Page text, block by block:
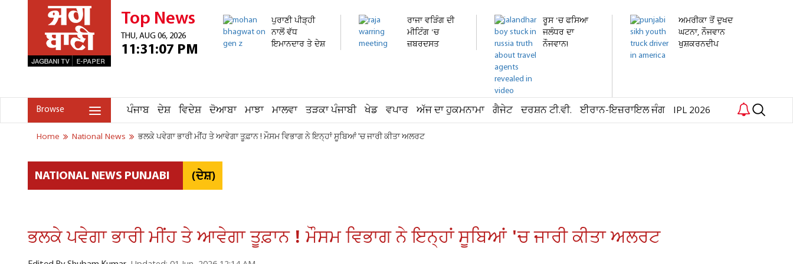
Top News
THU, AUG 06, 2026
11:31:07 PM
ਪੁਰਾਣੀ ਪੀੜ੍ਹੀ
ਨਾਲੋਂ ਵੱਧ
ਇਮਾਨਦਾਰ ਤੇ ਦੇਸ਼
ਰਾਜਾ ਵੜਿੰਗ ਦੀ
ਮੀਟਿੰਗ 'ਚ
ਜ਼ਬਰਦਸਤ
ਰੂਸ 'ਚ ਫਸਿਆ
ਜਲੰਧਰ ਦਾ
ਨੌਜਵਾਨ!
ਅਮਰੀਕਾ ਤੋਂ ਦੁਖਦ
ਘਟਨਾ, ਨੌਜਵਾਨ
ਖੁਸ਼ਕਰਨਦੀਪ
Browse ਪੰਜਾਬ ਦੇਸ਼ ਵਿਦੇਸ਼ ਦੋਆਬਾ ਮਾਝਾ ਮਾਲਵਾ ਤੜਕਾ ਪੰਜਾਬੀ ਖੇਡ ਵਪਾਰ ਅੱਜ ਦਾ ਹੁਕਮਨਾਮਾ ਗੈਜੇਟ ਦਰਸ਼ਨ ਟੀ.ਵੀ. ਈਰਾਨ-ਇਜ਼ਰਾਇਲ ਜੰਗ IPL 2026
Home National News ਭਲਕੇ ਪਵੇਗਾ ਭਾਰੀ ਮੀਂਹ ਤੇ ਆਵੇਗਾ ਤੂਫ਼ਾਨ ! ਮੌਸਮ ਵਿਭਾਗ ਨੇ ਇਨ੍ਹਾਂ ਸੂਬਿਆਂ 'ਚ ਜਾਰੀ ਕੀਤਾ ਅਲਰਟ
NATIONAL NEWS PUNJABI (ਦੇਸ਼)
ਭਲਕੇ ਪਵੇਗਾ ਭਾਰੀ ਮੀਂਹ ਤੇ ਆਵੇਗਾ ਤੂਫ਼ਾਨ ! ਮੌਸਮ ਵਿਭਾਗ ਨੇ ਇਨ੍ਹਾਂ ਸੂਬਿਆਂ 'ਚ ਜਾਰੀ ਕੀਤਾ ਅਲਰਟ